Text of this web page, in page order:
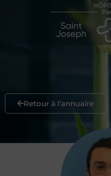
Retour à l'annuaire